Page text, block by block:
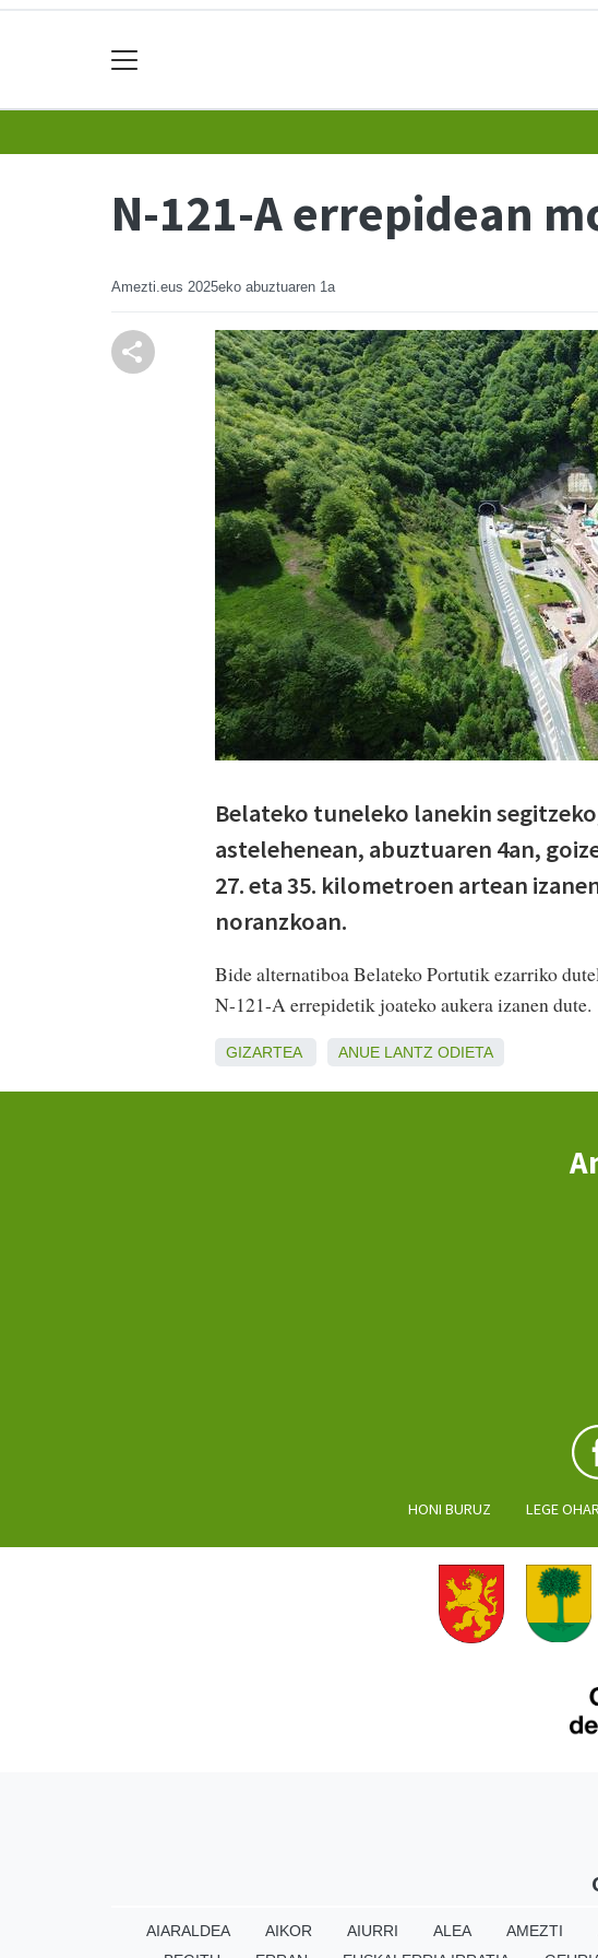
N-121-A errepidean
Amezti.eus 2025eko abuztuaren 1a
Belateko tuneleko lanekin
astelehenean, abuztuaren 4an,
27. eta 35. kilometroen artean
noranzkoan.
Bide alternatiboa Belateko Portutik ezarriko
N-121-A errepidetik joateko aukera izanen dute.
GIZARTEA ANUE LANTZ ODIETA
HONI BURUZ LEGE
AIARALDEA AIKOR AIURRI ALEA AMEZTI